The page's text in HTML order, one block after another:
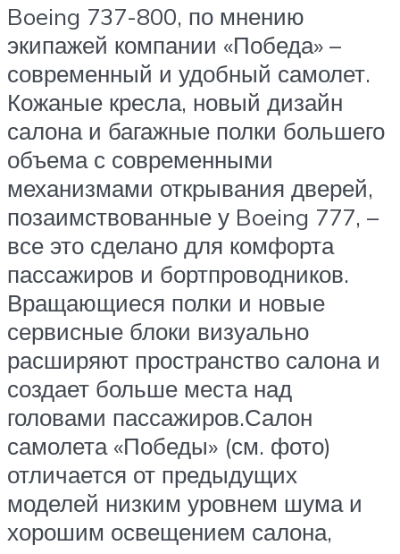
Boeing 737-800, по мнению
экипажей компании «Победа» –
современный и удобный самолет.
Кожаные кресла, новый дизайн
салона и багажные полки большего
объема с современными
механизмами открывания дверей,
позаимствованные у Boeing 777, –
все это сделано для комфорта
пассажиров и бортпроводников.
Вращающиеся полки и новые
сервисные блоки визуально
расширяют пространство салона и
создает больше места над
головами пассажиров.Салон
самолета «Победы» (см. фото)
отличается от предыдущих
моделей низким уровнем шума и
хорошим освещением салона,